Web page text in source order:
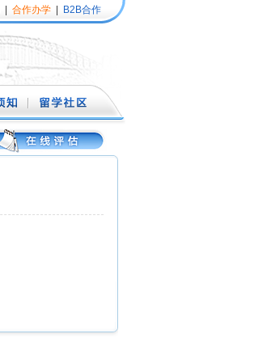
合作办学 B2B合作